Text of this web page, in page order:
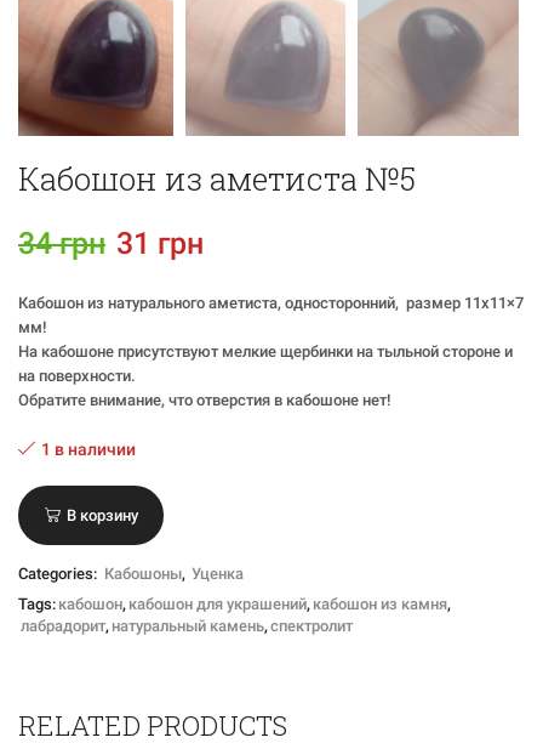
Кабошон из аметиста №5
34грн 31 грн
Кабошон из натурального аметиста, односторонний, размер 11х11×7
мм!
На кабошоне присутствуют мелкие щербинки на тыльной стороне и
на поверхности.
Обратите внимание, что отверстия в кабошоне нет!
1 в наличии
В корзину
Categories: Кабошоны, Уценка
Tags: кабошон, кабошон для украшений, кабошон из камня,
лабрадорит, натуральный камень, спектролит
RELATED PRODUCTS